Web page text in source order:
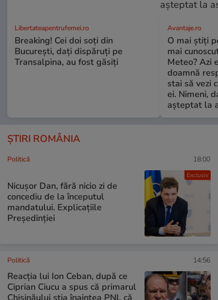
Libertateapentrufemei.ro
Breaking! Cei doi soți din
București, dați dispăruți pe
Transalpina, au fost găsiți
Avantaje.ro
O mai știți
mai
Meteo? Azi
doamnă
stai să vezi
ei. Nimeni,
așteptat la
ȘTIRI ROMÂNIA
Exclusiv
Politică 18:00
Nicușor Dan, fără nicio zi de
concediu de la începutul
mandatului. Explicațiile
Președinției
Politică 14:56
Reacția lui Ion Ceban, după ce
Ciprian Ciucu a spus că primarul
Chișinăului știa înaintea PNL că